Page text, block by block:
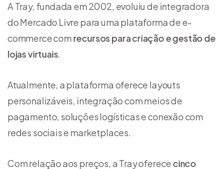
A Tray, fundada em 2002, evoluiu de integradora
do Mercado Livre para uma plataforma de e-
commerce com recursos para criação e gestão de
lojas virtuais.
Atualmente, a plataforma oferece layouts
personalizáveis, integração com meios de
pagamento, soluções logísticas e conexão com
redes sociais e marketplaces.
Com relação aos preços, a Tray oferece cinco